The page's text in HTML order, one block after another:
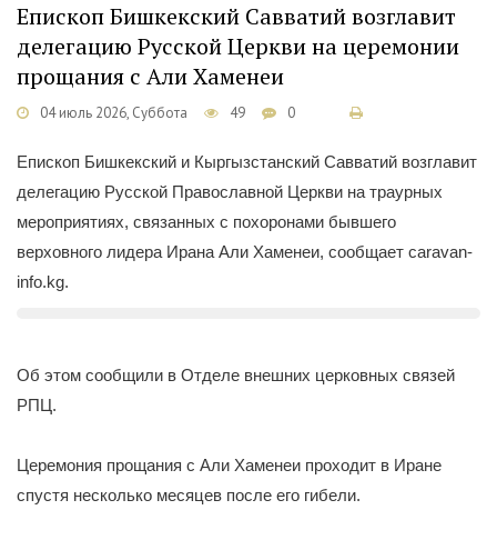
Епископ Бишкекский Савватий возглавит
делегацию Русской Церкви на церемонии
прощания с Али Хаменеи
04 июль 2026, Суббота 49 0
Епископ Бишкекский и Кыргызстанский Савватий возглавит
делегацию Русской Православной Церкви на траурных
мероприятиях, связанных с похоронами бывшего
верховного лидера Ирана Али Хаменеи, сообщает caravan-
info.kg.
Об этом сообщили в Отделе внешних церковных связей
РПЦ.
Церемония прощания с Али Хаменеи проходит в Иране
спустя несколько месяцев после его гибели.